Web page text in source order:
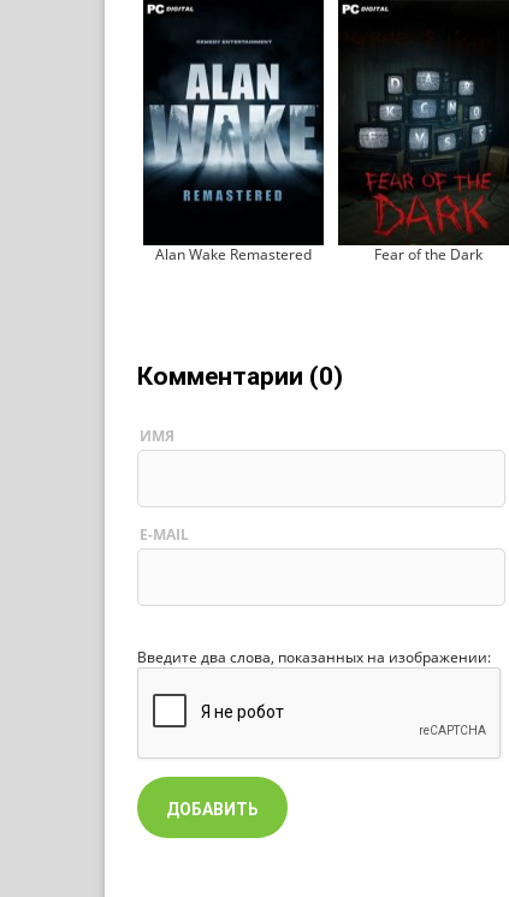
Alan Wake Remastered Fear of the Dark
Комментарии (0)
ИМЯ
E-MAIL
Введите два слова, показанных на изображении: